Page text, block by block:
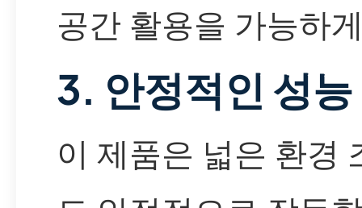
공간 활용을 가능하
3. 안정적인 성능
이 제품은 넓은 환경